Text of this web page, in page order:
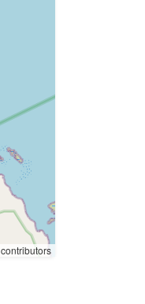
contributors